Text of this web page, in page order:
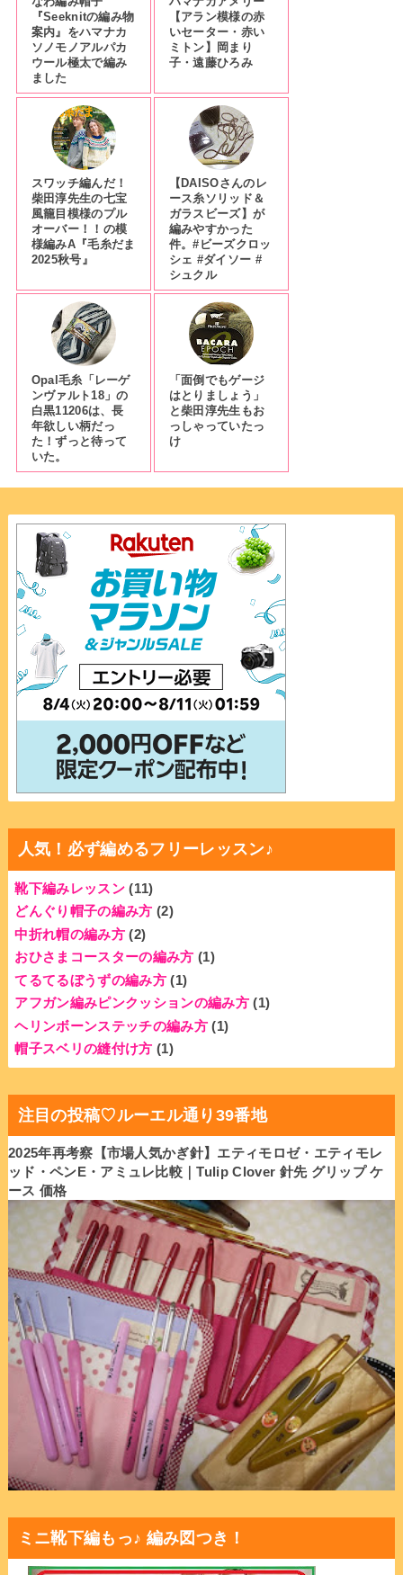
『Seeknitの編み物
案内』をハマナカ
ソノモノアルパカ
ウール極太で編み
ました
【アラン模様の赤
いセーター・赤い
ミトン】岡まり
子・遠藤ひろみ
スワッチ編んだ！
柴田淳先生の七宝
風籠目模様のプル
オーバー！！の模
様編みA『毛糸だま
2025秋号』
【DAISOさんのレ
ース糸ソリッド＆
ガラスビーズ】が
編みやすかった
件。#ビーズクロッ
シェ #ダイソー #
シュクル
Opal毛糸「レーゲ
ンヴァルト18」の
白黒11206は、長
年欲しい柄だっ
た！ずっと待って
いた。
「面倒でもゲージ
はとりましょう」
と柴田淳先生もお
っしゃっていたっ
け
人気！必ず編めるフリーレッスン♪
靴下編みレッスン (11)
どんぐり帽子の編み方 (2)
中折れ帽の編み方 (2)
おひさまコースターの編み方 (1)
てるてるぼうずの編み方 (1)
アフガン編みピンクッションの編み方 (1)
ヘリンボーンステッチの編み方 (1)
帽子スベリの縫付け方 (1)
注目の投稿♡ルーエル通り39番地
2025年再考察【市場人気かぎ針】エティモロゼ・エティモレ
ッド・ペンE・アミュレ比較｜Tulip Clover 針先 グリップ ケ
ース 価格
ミニ靴下編もっ♪ 編み図つき！